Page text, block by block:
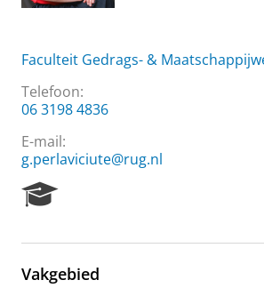
Faculteit Gedrags- &
Telefoon:
06 3198 4836
E-mail:
g.perlaviciute@rug.nl
e
r
Vakgebied